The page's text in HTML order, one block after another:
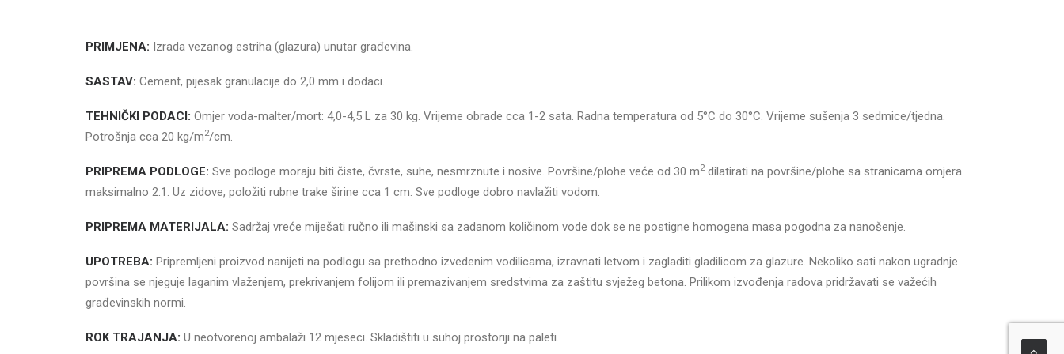
PRIMJENA: Izrada vezanog estriha (glazura) unutar građevina.
SASTAV: Cement, pijesak granulacije do 2,0 mm i dodaci.
TEHNIČKI PODACI: Omjer voda-malter/mort: 4,0-4,5 L za 30 kg. Vrijeme obrade cca 1-2 sata. Radna temperatura od 5°C do 30°C. Vrijeme sušenja 3 sedmice/tjedna.
Potrošnja cca 20 kg/m2/cm.
PRIPREMA PODLOGE: Sve podloge moraju biti čiste, čvrste, suhe, nesmrznute i nosive. Površine/plohe veće od 30 m2dilatirati na površine/plohe sa stranicama omjera
maksimalno 2:1. Uz zidove, položiti rubne trake širine cca 1 cm. Sve podloge dobro navlažiti vodom.
PRIPREMA MATERIJALA: Sadržaj vreće miješati ručno ili mašinski sa zadanom količinom vode dok se ne postigne homogena masa pogodna za nanošenje.
UPOTREBA: Pripremljeni proizvod nanijeti na podlogu sa prethodno izvedenim vodilicama, izravnati letvom i zagladiti gladilicom za glazure. Nekoliko sati nakon ugradnje
površina se njeguje laganim vlaženjem, prekrivanjem folijom ili premazivanjem sredstvima za zaštitu svježeg betona. Prilikom izvođenja radova pridržavati se važećih
građevinskih normi.
ROK TRAJANJA: U neotvorenoj ambalaži 12 mjeseci. Skladištiti u suhoj prostoriji na paleti.